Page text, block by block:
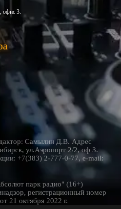
офис 3.
Самылин Д.В. Адрес
ул.Аэропорт 2/2, оф 3.
+7(383) 2-777-0-77, e-mail:
парк радио" (16+)
регистрационный номер
21 октября 2022 г.